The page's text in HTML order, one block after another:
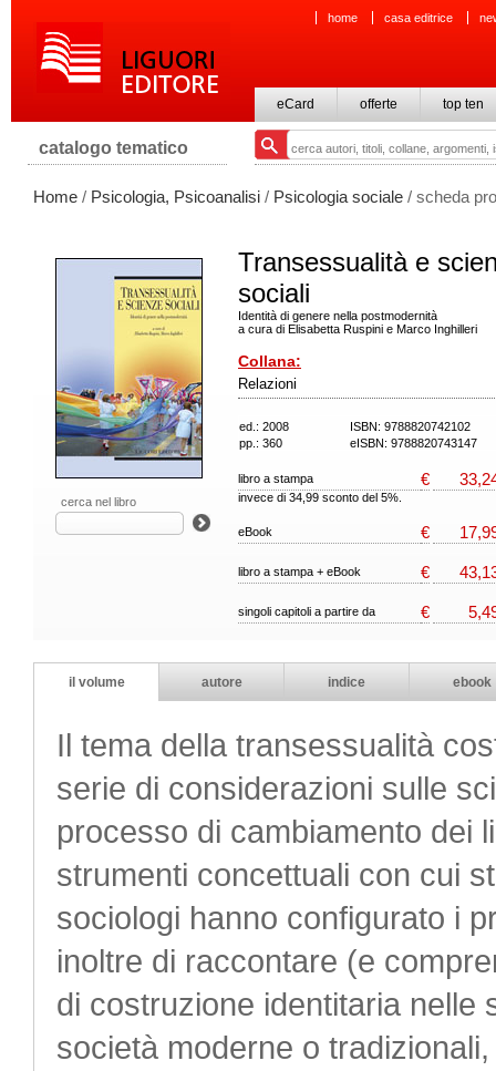
home casa editrice
eCard offerte top ten
catalogo tematico
Home / Psicologia, Psicoanalisi / Psicologia sociale / scheda
cerca nel libro
Transessualità e
sociali
Identità di genere nella postmodernità
a cura di Elisabetta Ruspini e Marco Inghilleri
Collana:
Relazioni
ed.: 2008
ISBN: 9788820742102
pp.: 360
eISBN: 9788820743147
libro a stampa €
invece di 34,99 sconto del 5%.
eBook €
libro a stampa + eBook €
singoli capitoli a partire da €
il volume autore indice ebook
Il tema della transessualità
serie di considerazioni sulle
processo di cambiamento dei
strumenti concettuali con cui
sociologi hanno configurato i
inoltre di raccontare (e
di costruzione identitaria nelle
società moderne o